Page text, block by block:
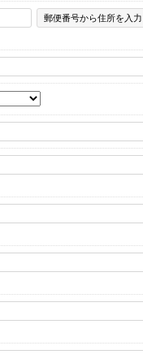
郵便番号から住所を入力